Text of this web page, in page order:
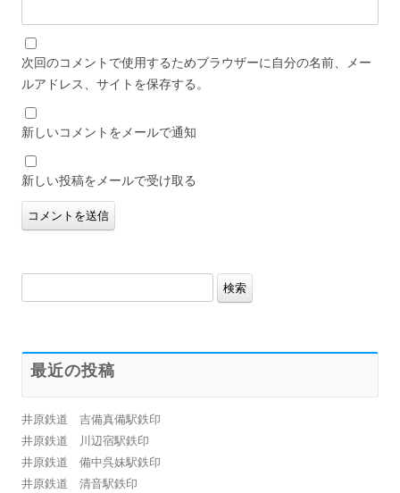
次回のコメントで使用するためブラウザーに自分の名前、メー
ルアドレス、サイトを保存する。
新しいコメントをメールで通知
新しい投稿をメールで受け取る
索:
最近の投稿
井原鉄道 吉備真備駅鉄印
井原鉄道 川辺宿駅鉄印
井原鉄道 備中呉妹駅鉄印
井原鉄道 清音駅鉄印